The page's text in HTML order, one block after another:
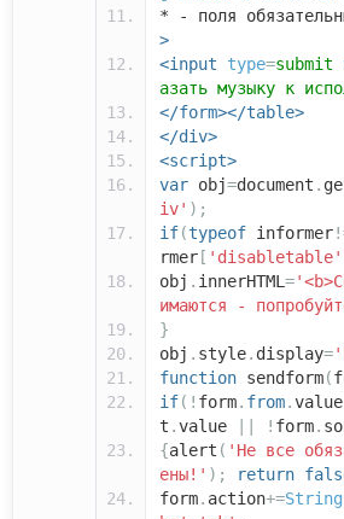
* - поля
>
<input
type=submit
азать музыку к
</form></table>
</div>
<script>
var obj=document .
iv' );
if(typeof informer
rmer [ 'disabletable'
obj . innerHTML=
имаются -
}
obj . style. display=
function sendform(
if(! form. from.value
t .value ! form.
{alert ( 'Не все
ены!' ); return
form. action+=String